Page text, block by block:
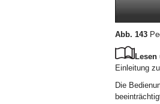
Abb. 143
Einleitung
Die